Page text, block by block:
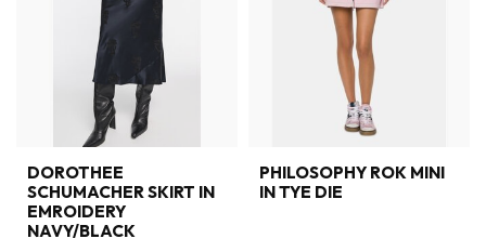
DOROTHEE
SCHUMACHER SKIRT IN
EMROIDERY
NAVY/BLACK
PHILOSOPHY ROK MINI
IN TYE DIE